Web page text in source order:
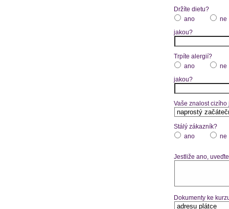
Držíte dietu?
ano
ne
jakou?
Trpíte alergií?
ano
ne
jakou?
Vaše znalost cizího
Stálý zákazník?
ano
ne
Jestliže ano,
Dokumenty ke